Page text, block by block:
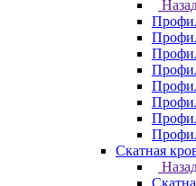
Скатная